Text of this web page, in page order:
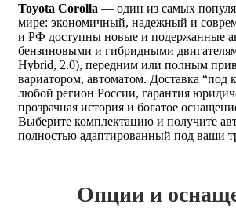
Toyota Corolla — один из самых
мире: экономичный, надежный и
и РФ доступны новые и подержанные
бензиновыми и гибридными
Hybrid, 2.0), передним или полным
вариатором, автоматом. Доставка “под
любой регион России, гарантия
прозрачная история и богатое
Выберите комплектацию и получите
полностью адаптированный под ваши
Опции и